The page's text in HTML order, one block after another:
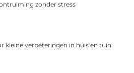
zonder stress
kleine verbeteringen in huis en tuin